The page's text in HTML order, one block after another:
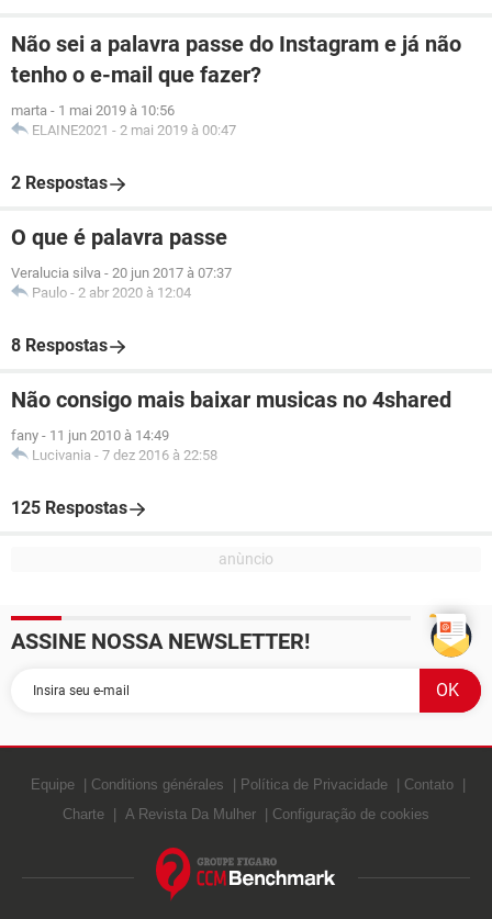
Não sei a palavra passe do Instagram e já não
tenho o e-mail que fazer?
marta - 1 mai 2019 à 10:56
ELAINE2021 - 2 mai 2019 à 00:47
2 Respostas
O que é palavra passe
Veralucia silva - 20 jun 2017 à 07:37
Paulo - 2 abr 2020 à 12:04
8 Respostas
Não consigo mais baixar musicas no 4shared
fany - 11 jun 2010 à 14:49
Lucivania - 7 dez 2016 à 22:58
125 Respostas
ASSINE NOSSA NEWSLETTER!
Equipe Conditions générales Política de Privacidade
Contato
Charte
A Revista Da Mulher Configuração de cookies